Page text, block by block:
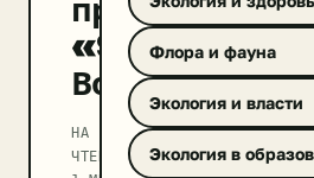
проект
«SOS!
Воздух»
НА
ЧТЕНИЕ
Флора и фауна
Экология и власти
Экология в